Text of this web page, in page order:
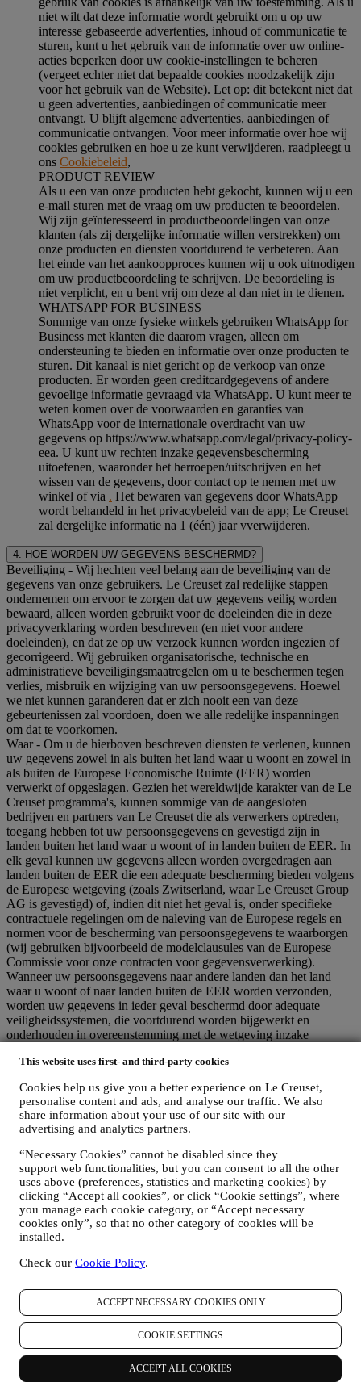
This website uses first- and third-party cookies
Cookies help us give you a better experience on Le Creuset,
personalise content and ads, and analyse our traffic. We also
share information about your use of our site with our
advertising and analytics partners.
“Necessary Cookies” cannot be disabled since they
support web functionalities, but you can consent to all the other
uses above (preferences, statistics and marketing cookies) by
clicking “Accept all cookies”, or click “Cookie settings”, where
you manage each cookie category, or “Accept necessary
cookies only”, so that no other category of cookies will be
installed.
Check our Cookie Policy.
ACCEPT NECESSARY COOKIES ONLY
COOKIE SETTINGS
ACCEPT ALL COOKIES
niet wilt dat deze informatie wordt gebruikt om u op uw
interesse gebaseerde advertenties, inhoud of communicatie te
sturen, kunt u het gebruik van de informatie over uw online-
acties beperken door uw cookie-instellingen te beheren
(vergeet echter niet dat bepaalde cookies noodzakelijk zijn
voor het gebruik van de Website). Let op: dit betekent niet dat
u geen advertenties, aanbiedingen of communicatie meer
ontvangt. U blijft algemene advertenties, aanbiedingen of
communicatie ontvangen. Voor meer informatie over hoe wij
cookies gebruiken en hoe u ze kunt verwijderen, raadpleegt u
ons Cookiebeleid,
PRODUCT REVIEW
Als u een van onze producten hebt gekocht, kunnen wij u een
e-mail sturen met de vraag om uw producten te beoordelen.
Wij zijn geïnteresseerd in productbeoordelingen van onze
klanten (als zij dergelijke informatie willen verstrekken) om
onze producten en diensten voortdurend te verbeteren. Aan
het einde van het aankoopproces kunnen wij u ook uitnodigen
om uw productbeoordeling te schrijven. De beoordeling is
niet verplicht, en u bent vrij om deze al dan niet in te dienen.
WHATSAPP FOR BUSINESS
Sommige van onze fysieke winkels gebruiken WhatsApp for
Business met klanten die daarom vragen, alleen om
ondersteuning te bieden en informatie over onze producten te
sturen. Dit kanaal is niet gericht op de verkoop van onze
producten. Er worden geen creditcardgegevens of andere
gevoelige informatie gevraagd via WhatsApp. U kunt meer te
weten komen over de voorwaarden en garanties van
WhatsApp voor de internationale overdracht van uw
gegevens op https://www.whatsapp.com/legal/privacy-policy-
eea. U kunt uw rechten inzake gegevensbescherming
uitoefenen, waaronder het herroepen/uitschrijven en het
wissen van de gegevens, door contact op te nemen met uw
winkel of via . Het bewaren van gegevens door WhatsApp
wordt behandeld in het privacybeleid van de app; Le Creuset
zal dergelijke informatie na 1 (één) jaar vverwijderen.
4. HOE WORDEN UW GEGEVENS BESCHERMD?
Beveiliging - Wij hechten veel belang aan de beveiliging van de
gegevens van onze gebruikers. Le Creuset zal redelijke stappen
ondernemen om ervoor te zorgen dat uw gegevens veilig worden
bewaard, alleen worden gebruikt voor de doeleinden die in deze
privacyverklaring worden beschreven (en niet voor andere
doeleinden), en dat ze op uw verzoek kunnen worden ingezien of
gecorrigeerd. Wij gebruiken organisatorische, technische en
administratieve beveiligingsmaatregelen om u te beschermen tegen
verlies, misbruik en wijziging van uw persoonsgegevens. Hoewel
we niet kunnen garanderen dat er zich nooit een van deze
gebeurtenissen zal voordoen, doen we alle redelijke inspanningen
om dat te voorkomen.
Waar- Om u de hierboven beschreven diensten te verlenen, kunnen
uw gegevens zowel in als buiten het land waar u woont en zowel in
als buiten de Europese Economische Ruimte (EER) worden
verwerkt of opgeslagen. Gezien het wereldwijde karakter van de Le
Creuset programma's, kunnen sommige van de aangesloten
bedrijven en partners van Le Creuset die als verwerkers optreden,
toegang hebben tot uw persoonsgegevens en gevestigd zijn in
landen buiten het land waar u woont of in landen buiten de EER. In
elk geval kunnen uw gegevens alleen worden overgedragen aan
landen buiten de EER die een adequate bescherming bieden volgens
de Europese wetgeving (zoals Zwitserland, waar Le Creuset Group
AG is gevestigd) of, indien dit niet het geval is, onder specifieke
contractuele regelingen om de naleving van de Europese regels en
normen voor de bescherming van persoonsgegevens te waarborgen
(wij gebruiken bijvoorbeeld de modelclausules van de Europese
Commissie voor onze contracten voor gegevensverwerking).
Wanneer uw persoonsgegevens naar andere landen dan het land
waar u woont of naar landen buiten de EER worden verzonden,
worden uw gegevens in ieder geval beschermd door adequate
veiligheidssystemen, die voortdurend worden bijgewerkt en
onderhouden in overeenstemming met de wetgeving inzake
5. HOELANG BEWAREN WIJ UW GEGEVENS?
Wij bewaren uw persoonlijke gegevens zolang wij ze nodig hebben
voor de doeleinden waarvoor ze zijn verzameld, waarna ze worden
vernietigd of onbruikbaar worden gemaakt. Het kan bijvoorbeeld
voorkomen dat wij gegevens over uw aankoop moeten bewaren om
te voldoen aan onze wettelijke verplichtingen of om geschillen op te
lossen. Uw Le Creuset-account wordt live gehouden totdat u ons
vraagt om deze te annuleren. Wij bewaren uw gegevens om u
nieuwsbrieven, marketingcommunicatie en gepersonaliseerde
inhoud te bieden zolang u daarmee instemt. Uw persoonsgegevens
die voor marketingdoeleinden worden verzameld, worden
regelmatig gecontroleerd om na te gaan of u nog steeds
geïnteresseerd bent in het ontvangen van onze
kunnen wij u een bericht sturen om de bevestiging te vragen dat u in
marketingcommunicatie meer sturen.
6. MET WIE KUNNEN WIJ UW GEGEVENS DELEN?
Le Creuset-personeel
– Uw persoonsgegevens worden alleen
verwerkt door onze bevoegde medewerkers of door bevoegde
medewerkers van andere bedrijven binnen de Le Creuset-groep die
ons ondersteunen bij het leveren van de hierboven beschreven